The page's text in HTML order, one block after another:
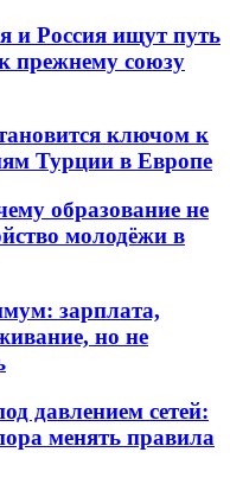
и Россия ищут путь
прежнему союзу
ключом к
Турции в Европе
образование не
молодёжи в
зарплата,
но не
давлением сетей:
менять правила